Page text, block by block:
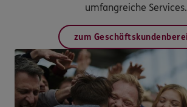
umfangreiche Services.
zum